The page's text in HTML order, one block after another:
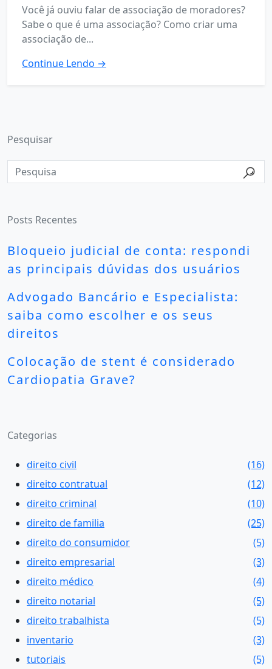
Você já ouviu falar de associação de moradores?
Sabe o que é uma associação? Como criar uma
associação de...
Continue Lendo →
Pesquisar
Posts Recentes
Bloqueio judicial de conta: respondi
as principais dúvidas dos usuários
Advogado Bancário e Especialista:
saiba como escolher e os seus
direitos
Colocação de stent é considerado
Cardiopatia Grave?
Categorias
direito civil
(16)
direito contratual
(12)
direito criminal
(10)
direito de familia
(25)
direito do consumidor
(5)
direito empresarial
(3)
direito médico
(4)
direito notarial
(5)
direito trabalhista
(5)
inventario
(3)
tutoriais
(5)